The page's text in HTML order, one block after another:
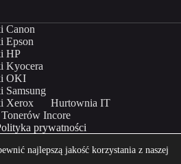
Canon
Epson
HP
Kyocera
OKI
Samsung
Xerox
Hurtownia IT
Incore
prywatności
Incom Group SA
najlepszą jakość korzystania z naszej